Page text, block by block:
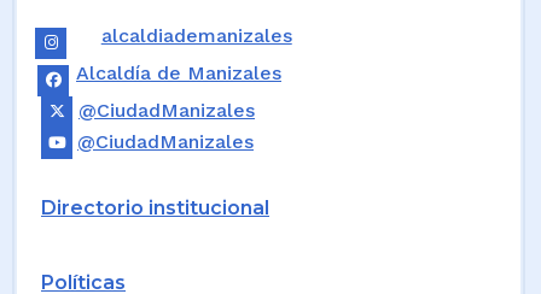
alcaldiademanizales
Alcaldía de Manizales
@CiudadManizales
@CiudadManizales
Directorio institucional
Políticas